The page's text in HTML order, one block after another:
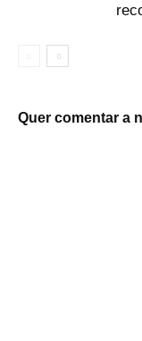
Quer comentar a